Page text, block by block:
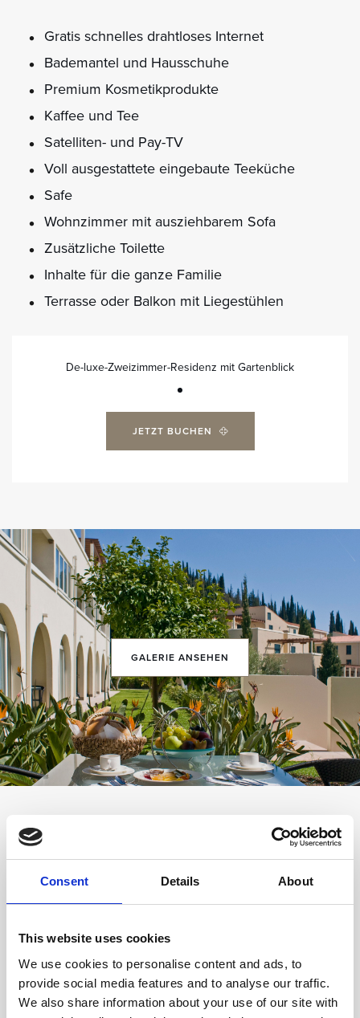
Consent Details About
This website uses cookies
We use cookies to personalise content and ads, to
provide social media features and to analyse our traffic.
We also share information about your use of our site with
Gratis schnelles drahtloses Internet
Bademantel und Hausschuhe
Premium Kosmetikprodukte
Kaffee und Tee
Satelliten- und Pay-TV
Voll ausgestattete eingebaute Teeküche
Safe
Wohnzimmer mit ausziehbarem Sofa
Zusätzliche Toilette
Inhalte für die ganze Familie
Terrasse oder Balkon mit Liegestühlen
De-luxe-Zweizimmer-Residenz mit Gartenblick
JETZT BUCHEN
GALERIE ANSEHEN